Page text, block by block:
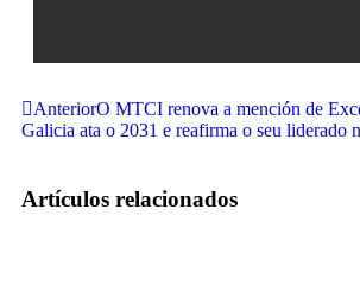
AnteriorO MTCI renova a mención de
Galicia ata o 2031 e reafirma o seu liderado
Artículos relacionados